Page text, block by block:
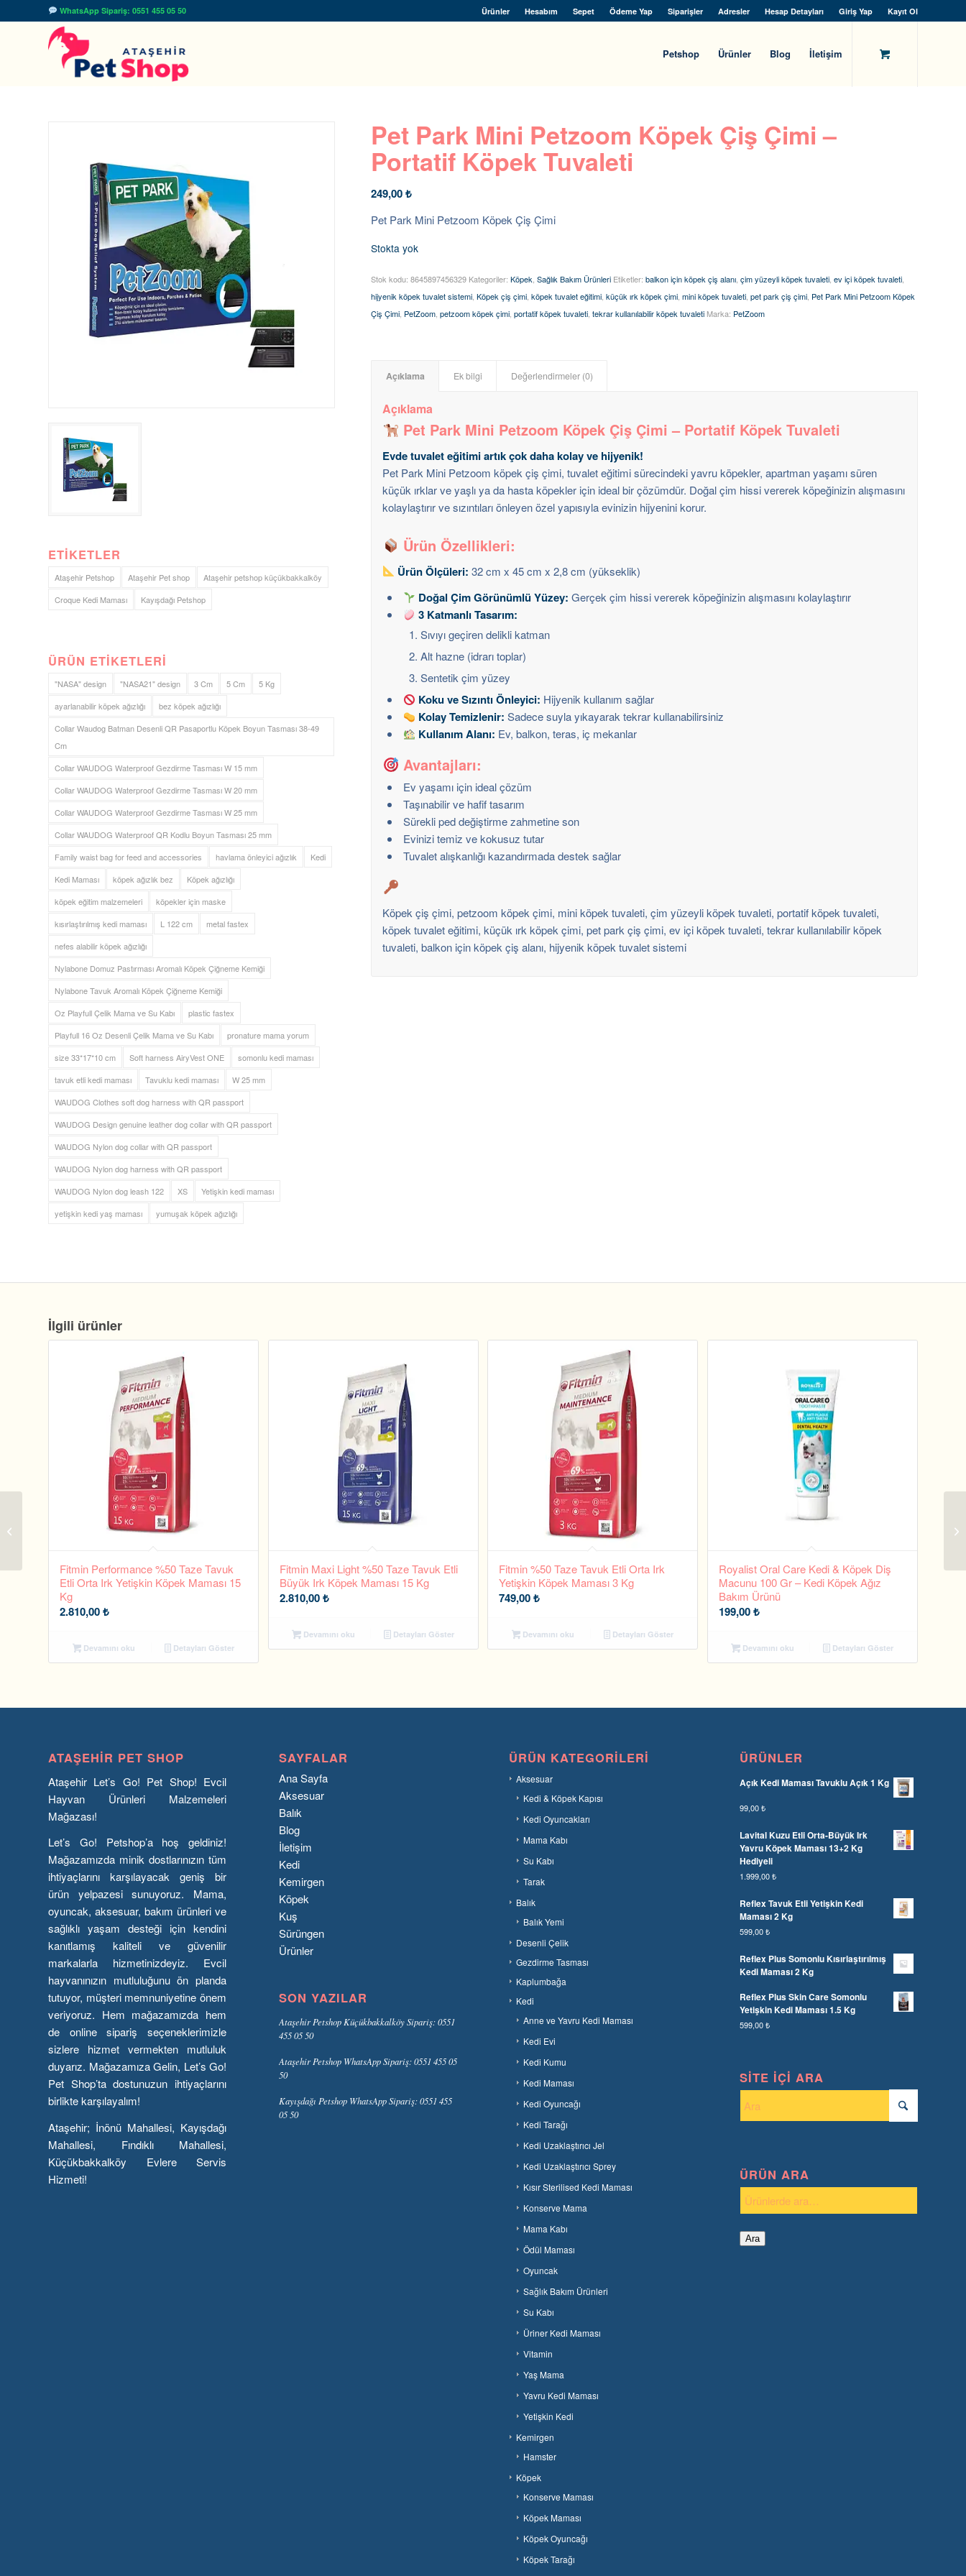
Ürünler Hesabım Sepet Ödeme Yap Siparişler Adresler Hesap Detayları Giriş Yap Kayıt Ol
WhatsApp Sipariş: 0551 455 05 50
Petshop Ürünler Blog İletişim
ETIKETLER
Ataşehir Petshop Ataşehir Pet shop
Ataşehir petshop küçükbakkalköy
Croque Kedi Maması
Kayışdağı Petshop
ÜRÜN ETIKETLERI
"NASA" design "NASA21" design 3 Cm 5 Cm
5 Kg
ayarlanabilir köpek ağızlığı
bez köpek ağızlığı
Collar Waudog Batman Desenli QR Pasaportlu Köpek Boyun Tasması 38-49
Cm
Collar WAUDOG Waterproof Gezdirme Tasması W 15 mm
Collar WAUDOG Waterproof Gezdirme Tasması W 20 mm
Collar WAUDOG Waterproof Gezdirme Tasması W 25 mm
Collar WAUDOG Waterproof QR Kodlu Boyun Tasması 25 mm
Family waist bag for feed and accessories
havlama önleyici ağızlık
Kedi
Kedi Maması
köpek ağızlık bez
Köpek ağızlığı
köpek eğitim malzemeleri
köpekler için maske
kısırlaştırılmış kedi maması
L 122 cm
metal fastex
nefes alabilir köpek ağızlığı
Nylabone Domuz Pastırması Aromalı Köpek Çiğneme Kemiği
Nylabone Tavuk Aromalı Köpek Çiğneme Kemiği
Oz Playfull Çelik Mama ve Su Kabı
plastic fastex
Playfull 16 Oz Desenli Çelik Mama ve Su Kabı
pronature mama yorum
size 33*17*10 cm
Soft harness AiryVest ONE
somonlu kedi maması
tavuk etli kedi maması
Tavuklu kedi maması
W 25 mm
WAUDOG Clothes soft dog harness with QR passport
WAUDOG Design genuine leather dog collar with QR passport
WAUDOG Nylon dog collar with QR passport
WAUDOG Nylon dog harness with QR passport
WAUDOG Nylon dog leash 122
XS
Yetişkin kedi maması
yetişkin kedi yaş maması
yumuşak köpek ağızlığı
Pet Park Mini Petzoom Köpek Çiş Çimi –
Portatif Köpek Tuvaleti
249,00₺
Pet Park Mini Petzoom Köpek Çiş Çimi
Stokta yok
Stok kodu:8645897456329 Kategoriler:Köpek,Sağlık Bakım Ürünleri Etiketler:balkon için köpek çiş alanı,çim yüzeyli köpek tuvaleti,ev içi köpek tuvaleti,
hijyenik köpek tuvalet sistemi,Köpek çiş çimi,köpek tuvalet eğitimi,küçük ırk köpek çimi,mini köpek tuvaleti,pet park çiş çimi, Pet Park Mini Petzoom Köpek
Çiş Çimi, PetZoom,petzoom köpek çimi,portatif köpek tuvaleti,tekrar kullanılabilir köpek tuvaleti Marka: PetZoom
Açıklama Ek bilgi Değerlendirmeler (0)
Açıklama
Pet Park Mini Petzoom Köpek Çiş Çimi – Portatif Köpek Tuvaleti
Evde tuvalet eğitimi artık çok daha kolay ve hijyenik!
Pet Park Mini Petzoom köpek çiş çimi, tuvalet eğitimi sürecindeki yavru köpekler, apartman yaşamı süren
küçük ırklar ve yaşlı ya da hasta köpekler için ideal bir çözümdür. Doğal çim hissi vererek köpeğinizin alışmasını
kolaylaştırır ve sızıntıları önleyen özel yapısıyla evinizin hijyenini korur.
Ürün Özellikleri:
Ürün Ölçüleri: 32 cm x 45 cm x 2,8 cm (yükseklik)
Doğal Çim Görünümlü Yüzey: Gerçek çim hissi vererek köpeğinizin alışmasını kolaylaştırır
3 Katmanlı Tasarım:
Sıvıyı geçiren delikli katman
Alt hazne (idrarı toplar)
Sentetik çim yüzey
Koku ve Sızıntı Önleyici: Hijyenik kullanım sağlar
Kolay Temizlenir: Sadece suyla yıkayarak tekrar kullanabilirsiniz
Kullanım Alanı: Ev, balkon, teras, iç mekanlar
Avantajları:
Ev yaşamı için ideal çözüm
Taşınabilir ve hafif tasarım
Sürekli ped değiştirme zahmetine son
Evinizi temiz ve kokusuz tutar
Tuvalet alışkanlığı kazandırmada destek sağlar
Köpek çiş çimi, petzoom köpek çimi, mini köpek tuvaleti, çim yüzeyli köpek tuvaleti, portatif köpek tuvaleti,
köpek tuvalet eğitimi, küçük ırk köpek çimi, pet park çiş çimi, ev içi köpek tuvaleti, tekrar kullanılabilir köpek
tuvaleti, balkon için köpek çiş alanı, hijyenik köpek tuvalet sistemi
İlgili ürünler
Fitmin Performance %50 Taze Tavuk
Etli Orta Irk Yetişkin Köpek Maması 15
Kg
2.810,00₺
Devamını oku Detayları Göster
Fitmin Maxi Light %50 Taze Tavuk Etli
Büyük Irk Köpek Maması 15 Kg
2.810,00₺
Devamını oku Detayları Göster
Fitmin %50 Taze Tavuk Etli Orta Irk
Yetişkin Köpek Maması 3 Kg
749,00₺
Devamını oku Detayları Göster
Royalist Oral Care Kedi & Köpek Diş
Macunu 100 Gr – Kedi Köpek Ağız
Bakım Ürünü
199,00₺
Devamını oku Detayları Göster
ATAŞEHIR PET SHOP
Ataşehir Let’s Go! Pet Shop! Evcil
Hayvan Ürünleri Malzemeleri
Mağazası!
Let’s Go! Petshop’a hoş geldiniz!
Mağazamızda minik dostlarınızın tüm
ihtiyaçlarını karşılayacak geniş bir
ürün yelpazesi sunuyoruz. Mama,
oyuncak, aksesuar, bakım ürünleri ve
sağlıklı yaşam desteği için kendini
kanıtlamış kaliteli ve güvenilir
markalarla hizmetinizdeyiz. Evcil
hayvanınızın mutluluğunu ön planda
tutuyor, müşteri memnuniyetine önem
veriyoruz. Hem mağazamızda hem
de online sipariş seçeneklerimizle
sizlere hizmet vermekten mutluluk
duyarız. Mağazamıza Gelin, Let’s Go!
Pet Shop’ta dostunuzun ihtiyaçlarını
birlikte karşılayalım!
Ataşehir; İnönü Mahallesi, Kayışdağı
Mahallesi, Fındıklı Mahallesi,
Küçükbakkalköy Evlere Servis
Hizmeti!
SAYFALAR
Ana Sayfa
Aksesuar
Balık
Blog
İletişim
Kedi
Kemirgen
Köpek
Kuş
Sürüngen
Ürünler
SON YAZILAR
Ataşehir Petshop Küçükbakkalköy Sipariş: 0551
455 05 50
Ataşehir Petshop WhatsApp Sipariş: 0551 455 05
50
Kayışdağı Petshop WhatsApp Sipariş: 0551 455
05 50
ÜRÜN KATEGORILERI
Aksesuar
Kedi & Köpek Kapısı
Kedi Oyuncakları
Mama Kabı
Su Kabı
Tarak
Balık
Balık Yemi
Desenli Çelik
Gezdirme Tasması
Kaplumbağa
Kedi
Anne ve Yavru Kedi Maması
Kedi Evi
Kedi Kumu
Kedi Maması
Kedi Oyuncağı
Kedi Tarağı
Kedi Uzaklaştırıcı Jel
Kedi Uzaklaştırıcı Sprey
Kısır Sterilised Kedi Maması
Konserve Mama
Mama Kabı
Ödül Maması
Oyuncak
Sağlık Bakım Ürünleri
Su Kabı
Üriner Kedi Maması
Vitamin
Yaş Mama
Yavru Kedi Maması
Yetişkin Kedi
Kemirgen
Hamster
Köpek
Konserve Maması
Köpek Maması
Köpek Oyuncağı
Köpek Tarağı
ÜRÜNLER
Açık Kedi Maması Tavuklu Açık 1 Kg
99,00₺
Lavital Kuzu Etli Orta-Büyük Irk
Yavru Köpek Maması 13+2 Kg
Hediyeli
1.999,00₺
Reflex Tavuk Etli Yetişkin Kedi
Maması 2 Kg
599,00₺
Reflex Plus Somonlu Kısırlaştırılmış
Kedi Maması 2 Kg
Reflex Plus Skin Care Somonlu
Yetişkin Kedi Maması 1.5 Kg
599,00₺
SITE İÇI ARA
ÜRÜN ARA
Ara